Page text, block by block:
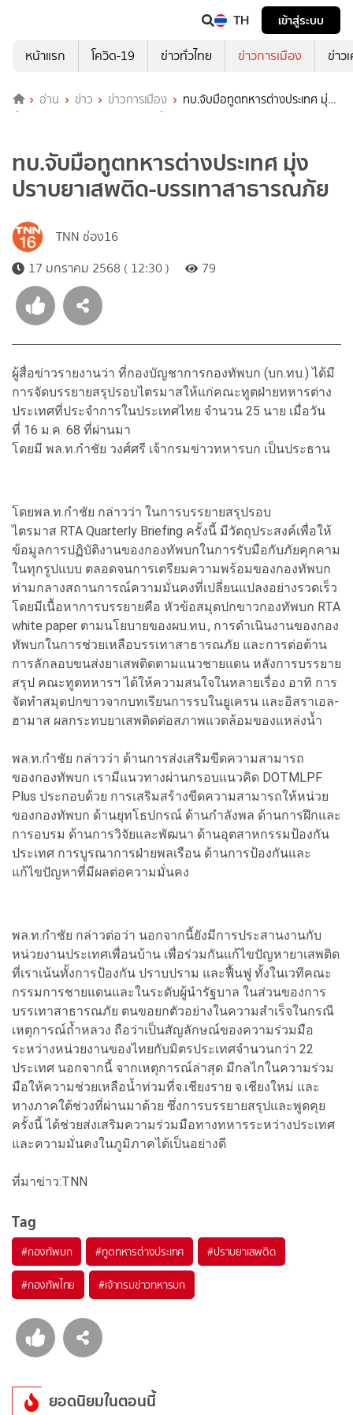
TH
เข้าสู่ระบบ
หน้าแรก
โควิด-19 ข่าวทั่วไทย ข่าวการเมือง ข่าว
อ่าน ข่าว ข่าวการเมือง
ทบ.จับมือทูตทหารต่างประเทศ มุ่ง
ปราบยาเสพติด-บรรเทาสาธารณภัย
ทบ.จับมือทูตทหารต่างประเทศ มุ่ง
ปราบยาเสพติด-บรรเทาสาธารณภัย
TNN ช่อง16
17 มกราคม 2568 ( 12:30 )
79
ผู้สื่อข่าวรายงานว่า ที่กองบัญชาการกองทัพบก (บก.ทบ.) ได้มี
การจัดบรรยายสรุปรอบไตรมาสให้แก่คณะทูตฝ่ายทหารต่าง
ประเทศที่ประจำการในประเทศไทย จำนวน 25 นาย เมื่อวัน
ที่ 16 ม.ค. 68 ที่ผ่านมา
โดยมี พล.ท.กำชัย วงศ์ศรี เจ้ากรมข่าวทหารบก เป็นประธาน
โดยพล.ท.กำชัย กล่าวว่า ในการบรรยายสรุปรอบ
ไตรมาส RTA Quarterly Briefing ครั้งนี้ มีวัตถุประสงค์เพื่อให้
ข้อมูลการปฏิบัติงานของกองทัพบกในการรับมือกับภัยคุกคาม
ในทุกรูปแบบ ตลอดจนการเตรียมความพร้อมของกองทัพบก
ท่ามกลางสถานการณ์ความมั่นคงที่เปลี่ยนแปลงอย่างรวดเร็ว
โดยมีเนื้อหาการบรรยายคือ หัวข้อสมุดปกขาวกองทัพบก RTA
white paper ตามนโยบายของผบ.ทบ., การดำเนินงานของกอง
ทัพบกในการช่วยเหลือบรรเทาสาธารณภัย และการต่อต้าน
การลักลอบขนส่งยาเสพติดตามแนวชายแดน หลังการบรรยาย
สรุป คณะทูตทหารฯ ได้ให้ความสนใจในหลายเรื่อง อาทิ การ
จัดทำสมุดปกขาวจากบทเรียนการรบในยูเครน และอิสราเอล-
ฮามาส ผลกระทบยาเสพติดต่อสภาพแวดล้อมของแหล่งน้ำ
พล.ท.กำชัย กล่าวว่า ด้านการส่งเสริมขีดความสามารถ
ของกองทัพบก เรามีแนวทางผ่านกรอบแนวคิด DOTMLPF
Plus ประกอบด้วย การเสริมสร้างขีดความสามารถให้หน่วย
ของกองทัพบก ด้านยุทโธปกรณ์ ด้านกำลังพล ด้านการฝึกและ
การอบรม ด้านการวิจัยและพัฒนา ด้านอุตสาหกรรมป้องกัน
ประเทศ การบูรณาการฝ่ายพลเรือน ด้านการป้องกันและ
แก้ไขปัญหาที่มีผลต่อความมั่นคง
พล.ท.กำชัย กล่าวต่อว่า นอกจากนี้ยังมีการประสานงานกับ
หน่วยงานประเทศเพื่อนบ้าน เพื่อร่วมกันแก้ไขปัญหายาเสพติด
ที่เราเน้นทั้งการป้องกัน ปราบปราม และฟื้นฟู ทั้งในเวทีคณะ
กรรมการชายแดนและในระดับผู้นำรัฐบาล ในส่วนของการ
บรรเทาสาธารณภัย ตนขอยกตัวอย่างในความสำเร็จในกรณี
เหตุการณ์ถ้ำหลวง ถือว่าเป็นสัญลักษณ์ของความร่วมมือ
ระหว่างหน่วยงานของไทยกับมิตรประเทศจำนวนกว่า 22
ประเทศ นอกจากนี้ จากเหตุการณ์ล่าสุด มีกลไกในความร่วม
มือให้ความช่วยเหลือน้ำท่วมที่จ.เชียงราย จ.เชียงใหม่ และ
ทางภาคใต้ช่วงที่ผ่านมาด้วย ซึ่งการบรรยายสรุปและพูดคุย
ครั้งนี้ ได้ช่วยส่งเสริมความร่วมมือทางทหารระหว่างประเทศ
และความมั่นคงในภูมิภาคได้เป็นอย่างดี
ที่มาข่าว:TNN
Tag
#กองทัพบก #ทูตทหารต่างประเทศ #ปราบยาเสพติด
#กองทัพไทย #เจ้ากรมข่าวทหารบก
ยอดนิยมในตอนนี้